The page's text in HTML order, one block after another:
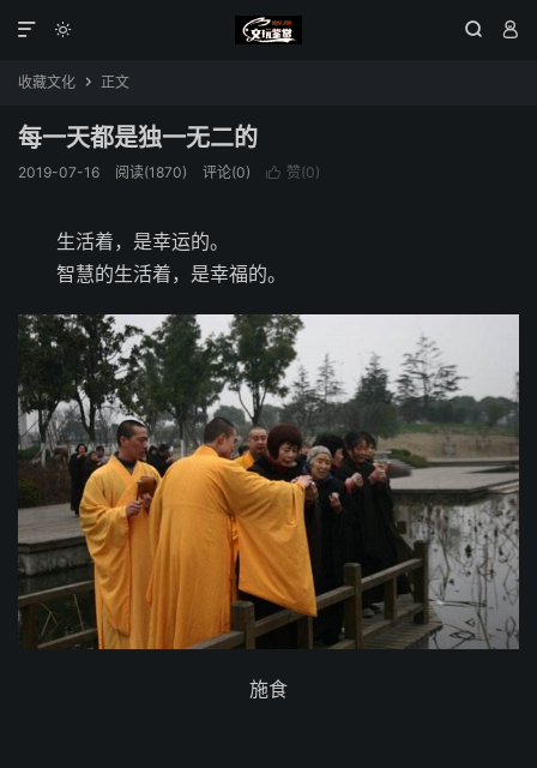
  

收藏文化  正文
每一天都是独一无二的
2019-07-16 阅读(1870) 评论(0)  赞(0)
生活着，是幸运的。
智慧的生活着，是幸福的。
施食